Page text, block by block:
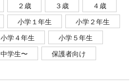
２歳 ３歳
４歳
小学１年生
小学２年生
小学４年生
小学５年生
中学生〜 保護者向け